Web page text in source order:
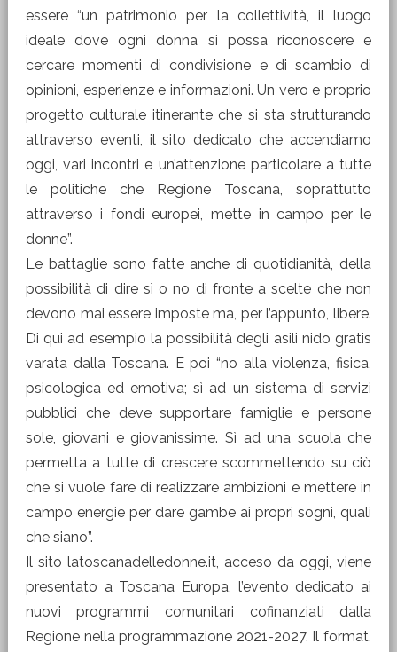
essere “un patrimonio per la collettività, il luogo
ideale dove ogni donna si possa riconoscere e
cercare momenti di condivisione e di scambio di
opinioni, esperienze e informazioni. Un vero e proprio
progetto culturale itinerante che si sta strutturando
attraverso eventi, il sito dedicato che accendiamo
oggi, vari incontri e un’attenzione particolare a tutte
le politiche che Regione Toscana, soprattutto
attraverso i fondi europei, mette in campo per le
donne”.
Le battaglie sono fatte anche di quotidianità, della
possibilità di dire sì o no di fronte a scelte che non
devono mai essere imposte ma, per l’appunto, libere.
Di qui ad esempio la possibilità degli asili nido gratis
varata dalla Toscana. E poi “no alla violenza, fisica,
psicologica ed emotiva; sì ad un sistema di servizi
pubblici che deve supportare famiglie e persone
sole, giovani e giovanissime. Sì ad una scuola che
permetta a tutte di crescere scommettendo su ciò
che si vuole fare di realizzare ambizioni e mettere in
campo energie per dare gambe ai propri sogni, quali
che siano”.
Il sito latoscanadelledonne.it, acceso da oggi, viene
presentato a Toscana Europa, l’evento dedicato ai
nuovi programmi comunitari cofinanziati dalla
Regione nella programmazione 2021-2027. Il format,